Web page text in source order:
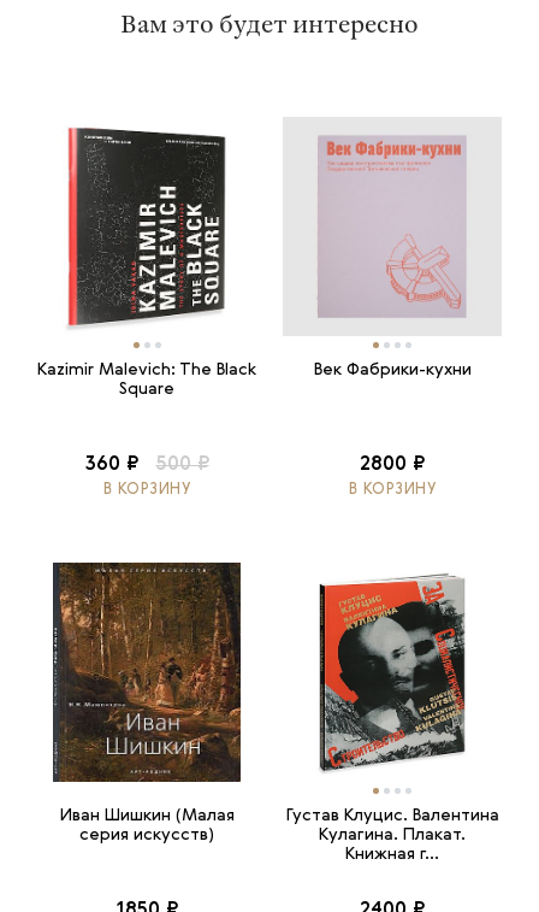
Вам это будет интересно
Kazimir Malevich: The Black
Square
360 ₽ 500 ₽
В КОРЗИНУ
Век Фабрики-кухни
2800 ₽
В КОРЗИНУ
Иван Шишкин (Малая
серия искусств)
Густав Клуцис. Валентина
Кулагина. Плакат.
Книжная г...